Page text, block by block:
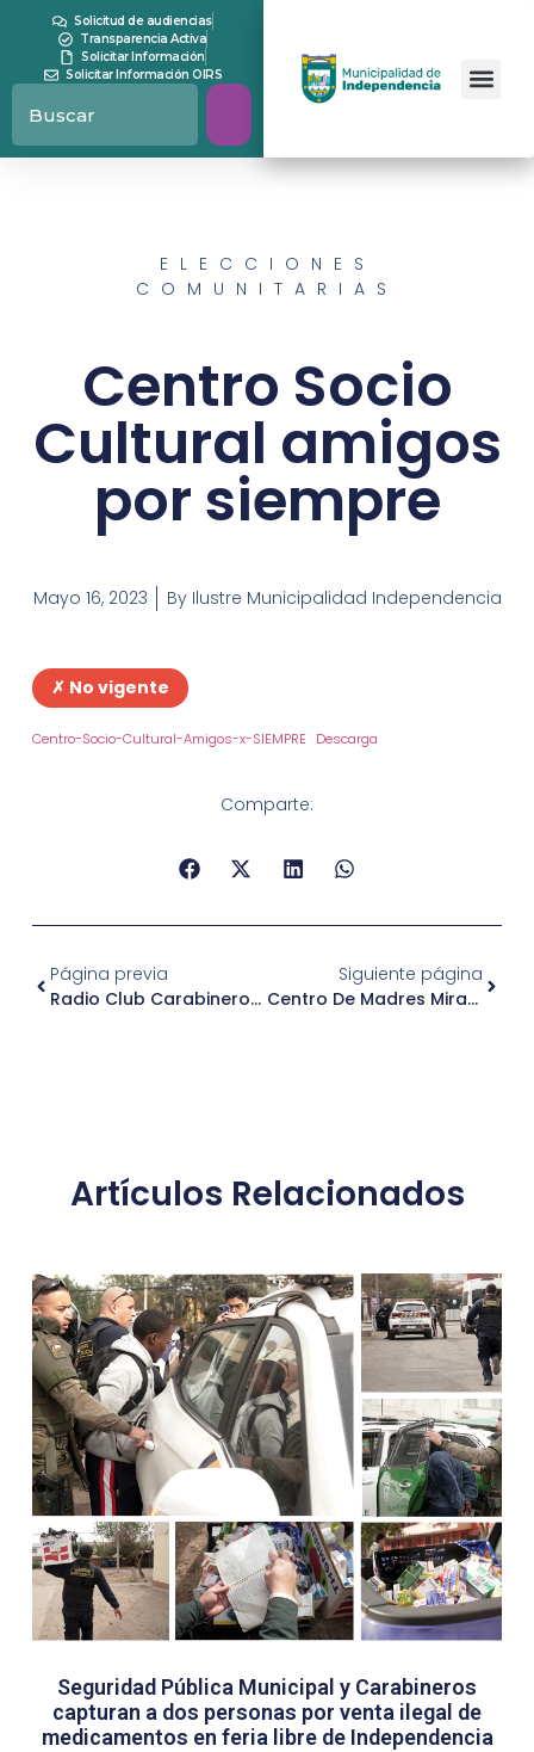
Solicitud de audiencias
Transparencia Activa
Solicitar Información
Solicitar Información OIRS
ELECCIONES
COMUNITARIAS
Centro Socio
Cultural amigos
por siempre
Mayo 16, 2023 ByIlustre Municipalidad Independencia
✗ No vigente
Centro-Socio-Cultural-Amigos-x-SIEMPRE Descarga
Comparte:
Página previa
Radio Club Carabineros De Chile
Siguiente página
Centro De Madres Mirador Viejo
Artículos Relacionados
Seguridad Pública Municipal y Carabineros
capturan a dos personas por venta ilegal de
medicamentos en feria libre de Independencia